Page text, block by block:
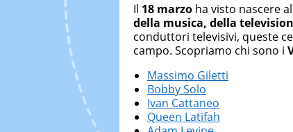
di strategie marketing
Il 18 marzo ha visto nascere
della musica, della
conduttori televisivi, queste
campo. Scopriamo chi sono i
Massimo Giletti
Bobby Solo
Ivan Cattaneo
Queen Latifah